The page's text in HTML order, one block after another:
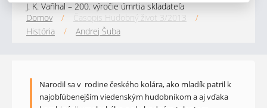
J. K. Vaňhal – 200. výročie úmrtia skladateľa
Domov
/ Časopis Hudobný život 3/2013
/
História
/ Andrej Šuba
Narodil sa v rodine českého kolára, ako mladík patril k
najobľúbenejším viedenským hudobníkom a aj vďaka